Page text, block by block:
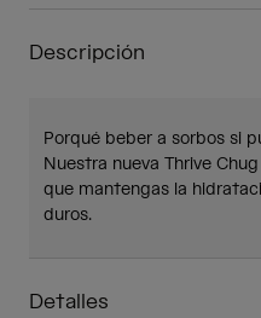
Descripción
Porqué beber a sorbos si
Nuestra nueva Thrive
que mantengas la
duros.
Detalles